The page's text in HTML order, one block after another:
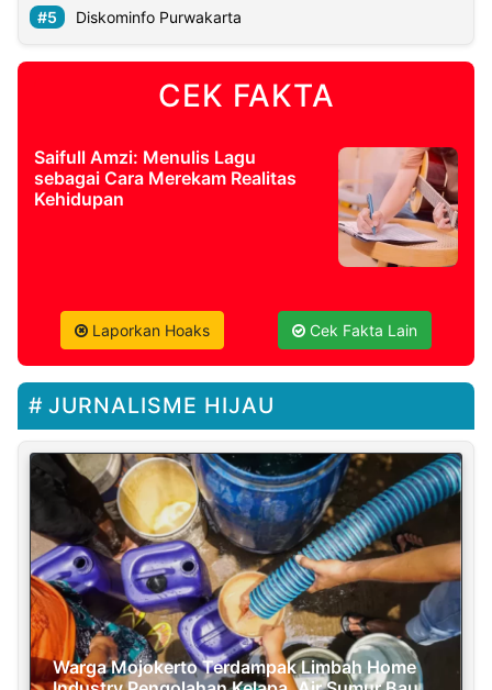
Diskominfo Purwakarta
CEK FAKTA
Saifull Amzi: Menulis Lagu
sebagai Cara Merekam Realitas
Kehidupan
Laporkan Hoaks Cek Fakta Lain
JURNALISME HIJAU
Warga Mojokerto Terdampak Limbah Home